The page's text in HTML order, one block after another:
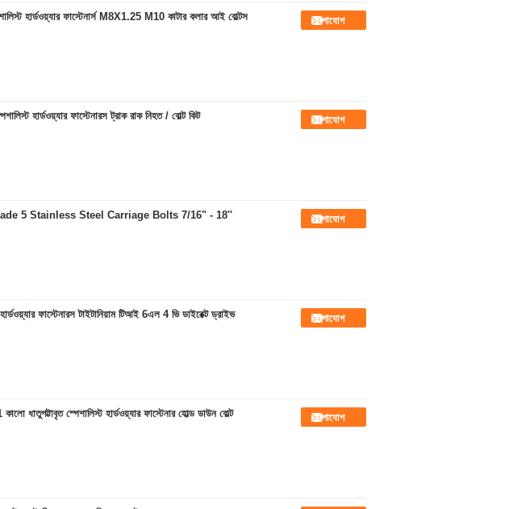
হার্ডওয়্যার ফাস্টেনার্স M8X1.25 M10 কাটার কলার আই বোল্টস
যোগাযোগ
হার্ডওয়্যার ফাস্টেনারস ট্রাক রাক নিহত / বোল্ট কিট যোগাযোগ
5 Stainless Steel Carriage Bolts 7/16" - 18''
যোগাযোগ
ফাস্টেনারস টাইটানিয়াম টিআই 6এল 4 ভি ডাইরেক্ট ড্রাইভ
যোগাযোগ
ধাতুপট্টাবৃত স্পেশালিস্ট হার্ডওয়্যার ফাস্টেনার হোল্ড ডাউন বোল্ট যোগাযোগ